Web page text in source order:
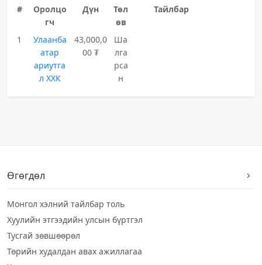
#
Оролцо
гч
Дүн
Төл
өв
Тайлбар
1
Улаанба
атар
ариутга
л ХХК
43,000,0
00 ₮
Ша
лга
рса
н
Өгөгдөл
Монгол хэлний тайлбар толь
Хуулийн этгээдийн улсын бүртгэл
Тусгай зөвшөөрөл
Төрийн худалдан авах ажиллагаа